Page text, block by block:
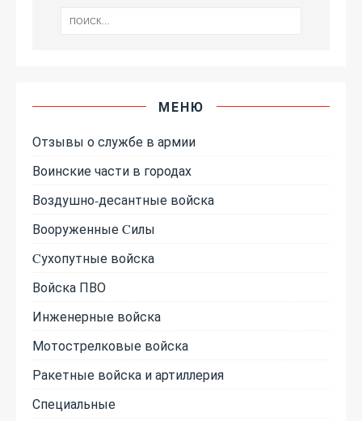
МЕНЮ
Отзывы о службе в армии
Воинские части в городах
Воздушно-десантные войска
Вооруженные Cилы
Cухопутные войска
Войска ПВО
Инженерные войска
Мотострелковые войска
Ракетные войска и артиллерия
Специальные